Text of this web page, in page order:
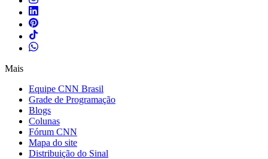
Mais
Equipe CNN Brasil
Grade de Programação
Blogs
Colunas
Fórum CNN
Mapa do site
Distribuição do Sinal